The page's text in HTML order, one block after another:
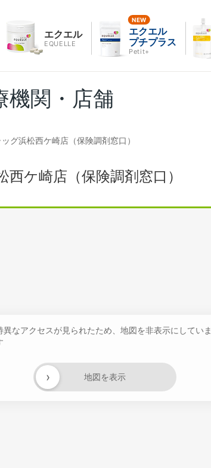
エクエル
EQUELLE
エクエル
プチプラス
Petit+
機関・店舗
グ浜松西ケ崎店（保険調剤窓口）
ケ崎店（保険調剤窓口）
異なアクセスが見られたため、地図を非表示にしていま
地図を表示
›